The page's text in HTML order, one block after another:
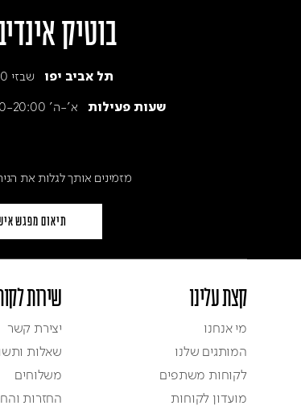
בוטיק
תל אביב יפו שבזי 40, נוה-צדק
שעות פעילות א׳-ה׳ 10:00-20:00 , ו' 9:30-15:00
מזמינים אותך לגלות את
תיאום מפגש
קצת עלינו
מי אנחנו
המותגים שלנו
לקוחות משתפים
מועדון לקוחות
שירות
יצירת קשר
שאלות
משלוחים
החזרות